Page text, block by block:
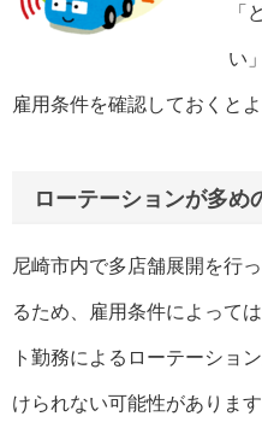
「
い
雇用条件を確認しておくとよ
ローテーションが多め
尼崎市内で多店舗展開を行
るため、雇用条件によって
ト勤務によるローテーショ
けられない可能性があります